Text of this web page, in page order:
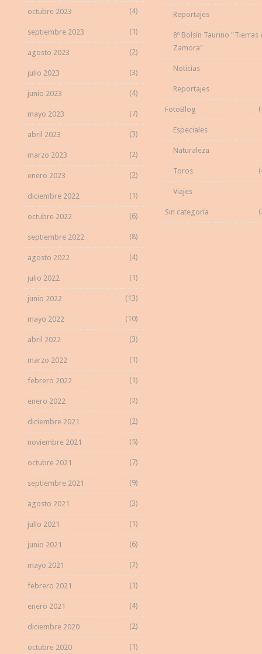
octubre 2023 (4)
septiembre 2023 (1)
agosto 2023 (2)
julio 2023 (3)
junio 2023 (4)
mayo 2023 (7)
abril 2023 (3)
marzo 2023 (2)
enero 2023 (2)
diciembre 2022 (1)
octubre 2022 (6)
septiembre 2022 (8)
agosto 2022 (4)
julio 2022 (1)
junio 2022 (13)
mayo 2022 (10)
abril 2022 (3)
marzo 2022 (1)
febrero 2022 (1)
enero 2022 (2)
diciembre 2021 (2)
noviembre 2021 (5)
octubre 2021 (7)
septiembre 2021 (9)
agosto 2021 (3)
julio 2021 (1)
junio 2021 (6)
mayo 2021 (2)
febrero 2021 (1)
enero 2021 (4)
diciembre 2020 (2)
octubre 2020 (1)
Reportajes
8º Bolsín Taurino "Tierras
Zamora"
Noticias
Reportajes
FotoBlog
Especiales
Naturaleza
Toros
Viajes
Sin categoría